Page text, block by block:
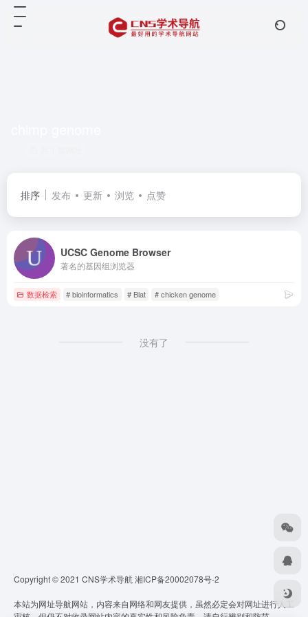
排序 发布 更新 浏览 点赞
UCSC Genome Browser
著名的基因组浏览器
数据检索 # bioinformatics # Blat # chicken genome
没有了
Copyright © 2021 CNS学术导航湘ICP备20002078号-2
本站为网址导航网站，内容来自网络和网友提供，虽然必定会对网址进行人工